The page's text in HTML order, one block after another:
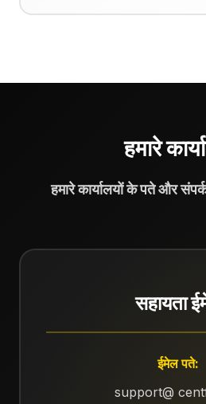
हमारे
हमारे कार्यालयों के पते और
सहायता
ईमेल पते:
support@